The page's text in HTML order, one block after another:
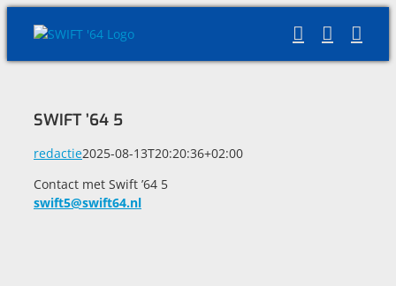
SWIFT ’64 5
redactie2025-08-13T20:20:36+02:00
Contact met Swift ’64 5
swift5@swift64.nl